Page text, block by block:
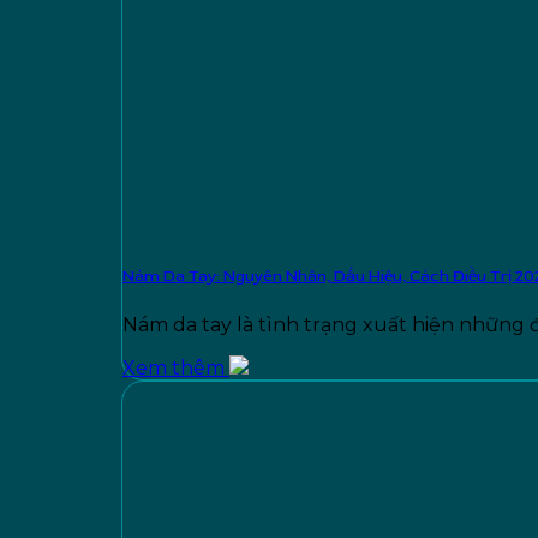
Nám Da Tay: Nguyên Nhân, Dấu Hiệu, Cách Điều Trị
Nám da tay là tình trạng xuất hiện những
Xem thêm